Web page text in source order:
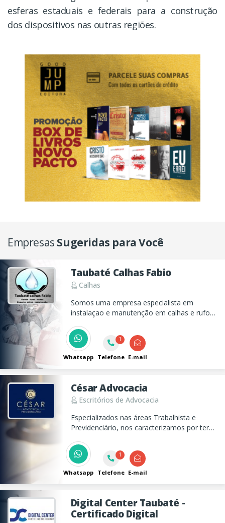
esferas estaduais e federais para a construção
dos dispositivos nas outras regiões.
Empresas Sugeridas para Você
Taubaté Calhas Fabio
Calhas
Somos uma empresa especialista em
instalaçao e manutenção em calhas e rufos
Whatsapp
1
Telefone E-mail
César Advocacia
Escritórios de Advocacia
Especializados nas áreas Trabalhista e
Previdenciário, nos caracterizamos por ter
soluções extrajudiciais ou nas demandas
judiciais.
Whatsapp
1
Telefone E-mail
Digital Center Taubaté -
Certificado Digital